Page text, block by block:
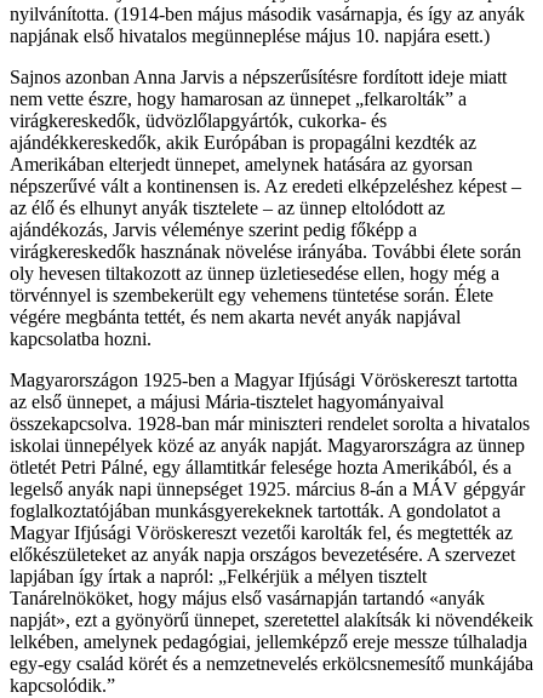
nyilvánította. (1914-ben május második vasárnapja, és így az anyák
napjának első hivatalos megünneplése május 10. napjára esett.)
Sajnos azonban Anna Jarvis a népszerűsítésre fordított ideje miatt
nem vette észre, hogy hamarosan az ünnepet „felkarolták” a
virágkereskedők, üdvözlőlapgyártók, cukorka- és
ajándékkereskedők, akik Európában is propagálni kezdték az
Amerikában elterjedt ünnepet, amelynek hatására az gyorsan
népszerűvé vált a kontinensen is. Az eredeti elképzeléshez képest –
az élő és elhunyt anyák tisztelete – az ünnep eltolódott az
ajándékozás, Jarvis véleménye szerint pedig főképp a
virágkereskedők hasznának növelése irányába. További élete során
oly hevesen tiltakozott az ünnep üzletiesedése ellen, hogy még a
törvénnyel is szembekerült egy vehemens tüntetése során. Élete
végére megbánta tettét, és nem akarta nevét anyák napjával
kapcsolatba hozni.
Magyarországon 1925-ben a Magyar Ifjúsági Vöröskereszt tartotta
az első ünnepet, a májusi Mária-tisztelet hagyományaival
összekapcsolva. 1928-ban már miniszteri rendelet sorolta a hivatalos
iskolai ünnepélyek közé az anyák napját. Magyarországra az ünnep
ötletét Petri Pálné, egy államtitkár felesége hozta Amerikából, és a
legelső anyák napi ünnepséget 1925. március 8-án a MÁV gépgyár
foglalkoztatójában munkásgyerekeknek tartották. A gondolatot a
Magyar Ifjúsági Vöröskereszt vezetői karolták fel, és megtették az
előkészületeket az anyák napja országos bevezetésére. A szervezet
lapjában így írtak a napról: „Felkérjük a mélyen tisztelt
Tanárelnököket, hogy május első vasárnapján tartandó «anyák
napját», ezt a gyönyörű ünnepet, szeretettel alakítsák ki növendékeik
lelkében, amelynek pedagógiai, jellemképző ereje messze túlhaladja
egy-egy család körét és a nemzetnevelés erkölcsnemesítő munkájába
kapcsolódik.”